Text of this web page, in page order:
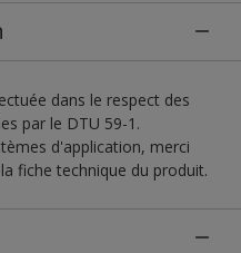
dans le respect des
par le DTU 59-1.
d'application, merci
fiche technique du produit.